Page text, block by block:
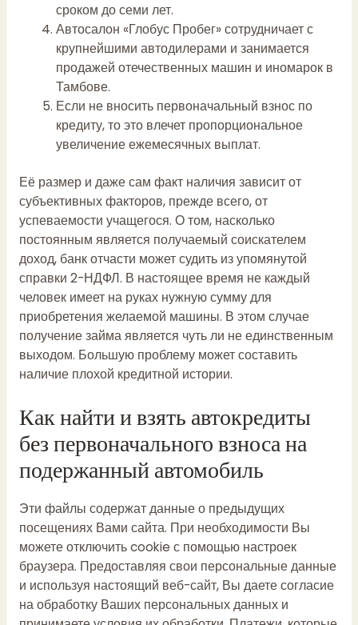
сроком до семи лет.
Автосалон «Глобус Пробег» сотрудничает с
крупнейшими автодилерами и занимается
продажей отечественных машин и иномарок в
Тамбове.
Если не вносить первоначальный взнос по
кредиту, то это влечет пропорциональное
увеличение ежемесячных выплат.
Её размер и даже сам факт наличия зависит от
субъективных факторов, прежде всего, от
успеваемости учащегося. О том, насколько
постоянным является получаемый соискателем
доход, банк отчасти может судить из упомянутой
справки 2-НДФЛ. В настоящее время не каждый
человек имеет на руках нужную сумму для
приобретения желаемой машины. В этом случае
получение займа является чуть ли не единственным
выходом. Большую проблему может составить
наличие плохой кредитной истории.
Как найти и взять автокредиты
без первоначального взноса на
подержанный автомобиль
Эти файлы содержат данные о предыдущих
посещениях Вами сайта. При необходимости Вы
можете отключить cookie с помощью настроек
браузера. Предоставляя свои персональные данные
и используя настоящий веб-сайт, Вы даете согласие
на обработку Ваших персональных данных и